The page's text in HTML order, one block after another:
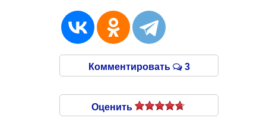
Комментировать 3
Оценить